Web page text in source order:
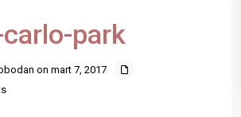
park
on mart 7, 2017